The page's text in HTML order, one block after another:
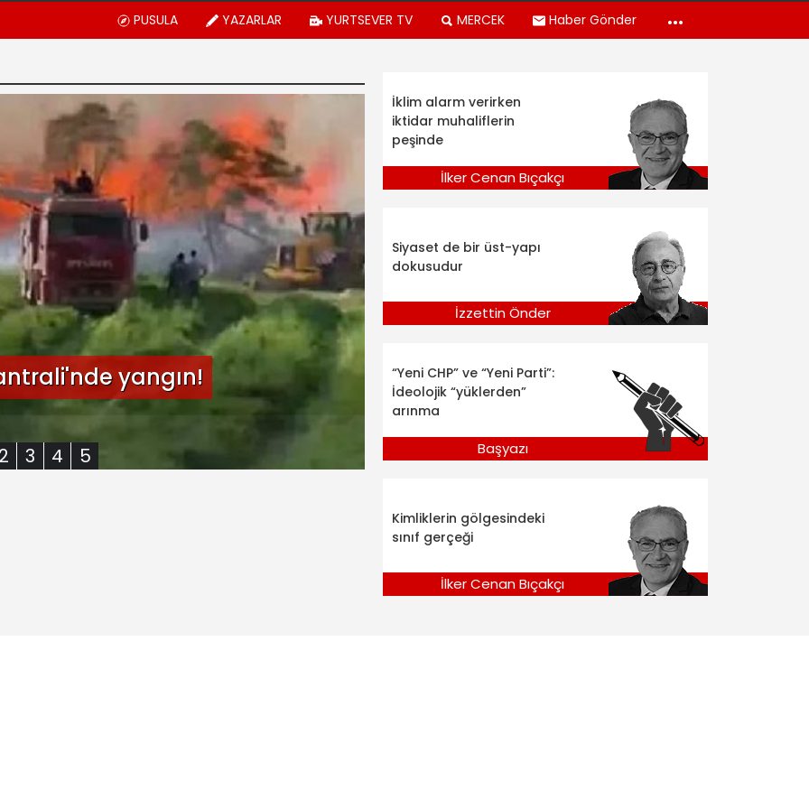
PUSULA YAZARLAR YURTSEVER TV MERCEK Haber Gönder
3 4 5
yangın!
İklim alarm verirken
iktidar muhaliflerin
peşinde
İlker Cenan Bıçakçı
Siyaset de bir üst-yapı
dokusudur
İzzettin Önder
“Yeni CHP” ve “Yeni Parti”:
İdeolojik “yüklerden”
arınma
Başyazı
Kimliklerin gölgesindeki
sınıf gerçeği
İlker Cenan Bıçakçı